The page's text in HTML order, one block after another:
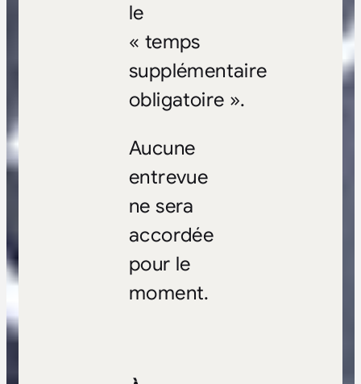
le
« temps
supplémentaire
obligatoire ».
Aucune
entrevue
ne sera
accordée
pour le
moment.